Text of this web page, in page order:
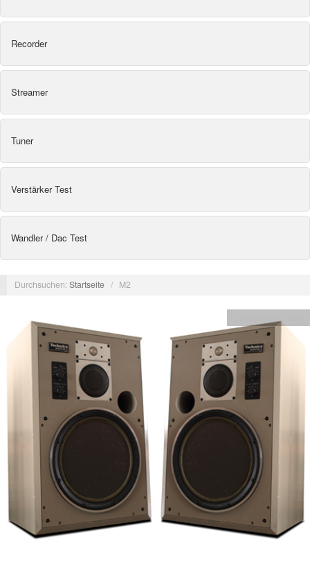
Recorder
Streamer
Tuner
Verstärker Test
Wandler / Dac Test
Durchsuchen:Startseite / M2
Lautsprecher Test